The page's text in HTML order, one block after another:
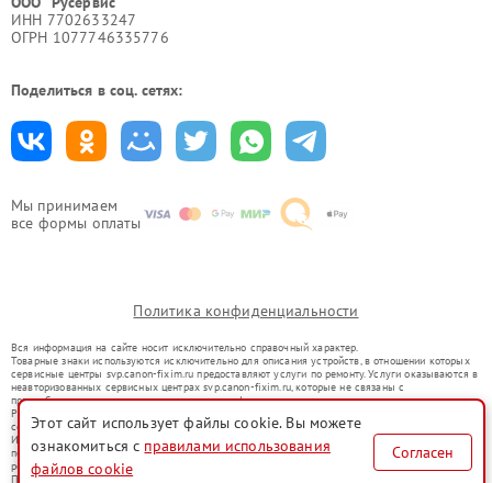
Мы принимаем
все формы оплаты
ИНН 7702633247
ОГРН 1077746335776
Поделиться в соц. сетях:
Политика конфиденциальности
Вся информация на сайте носит исключительно справочный характер.
Товарные знаки используются исключительно для описания устройств, в отношении которых
сервисные центры svp.canon-fixim.ru предоставляют услуги по ремонту. Услуги оказываются в
неавторизованных сервисных центрах svp.canon-fixim.ru, которые не связаны с
правообладателями товарных знаков или их официальными представителями.
Ремонт осуществляется для устройств, уже введенных в гражданский оборот в соответствии
со статьей 1487 ГК РФ.
Использование товарных знаков не преследует цели индивидуализации услуг или введения
потребителей в заблуждение, а служит для информирования о предоставляемых услугах по
ремонту техники указанных брендов.
Представленная на сайте информация не является публичной офертой, определяемой
Этот сайт использует файлы cookie. Вы можете
ознакомиться с правилами использования
файлов cookie
Согласен